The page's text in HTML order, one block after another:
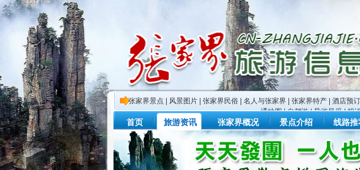
张家界景点 风景图片 张家界民俗 名人与张家界 张家界特产 酒店预订
通地图|自驾游|导游风采|投
首页 旅游资讯 张家界概况 景点介绍 线路推